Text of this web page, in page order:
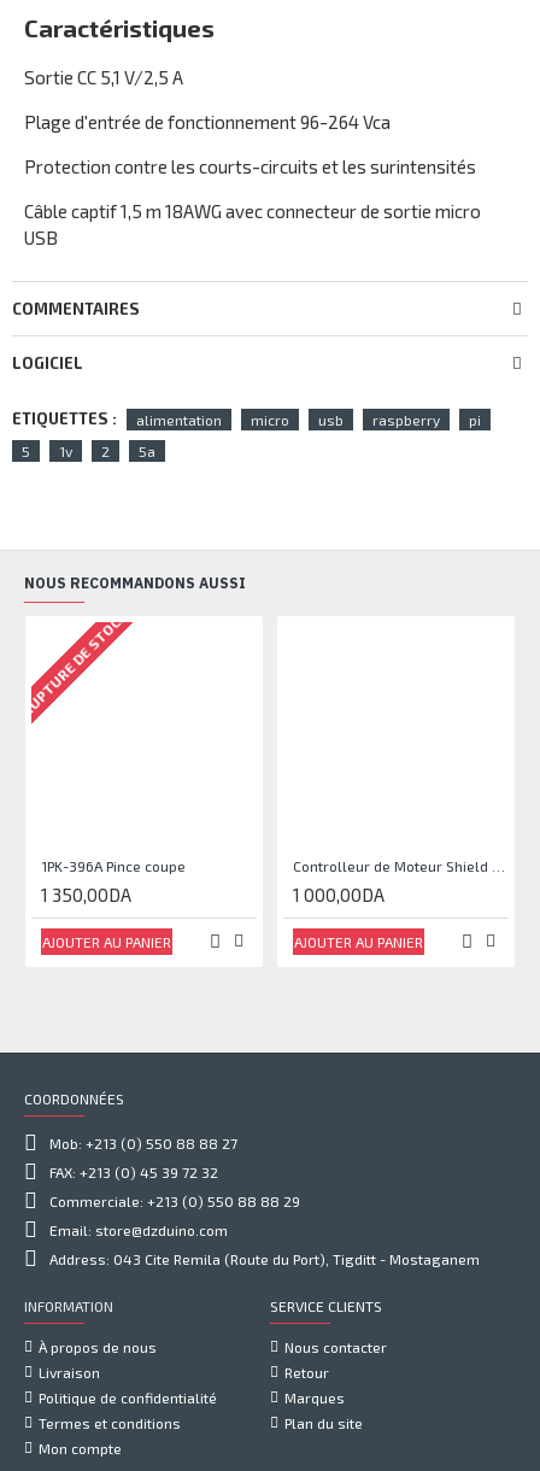
Caractéristiques
Sortie CC 5,1 V/2,5 A
Plage d'entrée de fonctionnement 96-264 Vca
Protection contre les courts-circuits et les surintensités
Câble captif 1,5 m 18AWG avec connecteur de sortie micro
USB
COMMENTAIRES
LOGICIEL
ETIQUETTES : alimentation micro usb raspberry
pi
5
1v 2 5a
NOUS RECOMMANDONS AUSSI
RUPTURE DE STOCK
1PK-396A Pince coupe
1 350,00DA
AJOUTER AU PANIER
1 000,00DA
AJOUTER AU PANIER
COORDONNÉES
Mob: +213 (0) 550 88 88 27
FAX: +213 (0) 45 39 72 32
Commerciale: +213 (0) 550 88 88 29
Email: store@dzduino.com
Address: 043 Cite Remila (Route du Port), Tigditt - Mostaganem
INFORMATION
À propos de nous
Livraison
Politique de confidentialité
Termes et conditions
Mon compte
SERVICE CLIENTS
Nous contacter
Retour
Marques
Plan du site